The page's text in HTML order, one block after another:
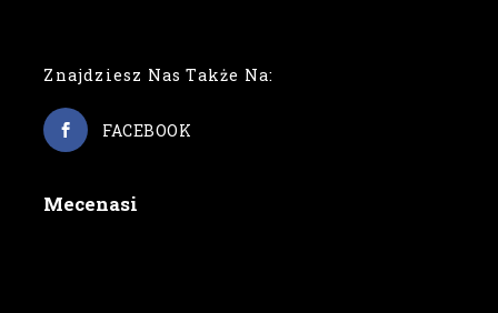
Znajdziesz Nas Także Na:
FACEBOOK
Mecenasi